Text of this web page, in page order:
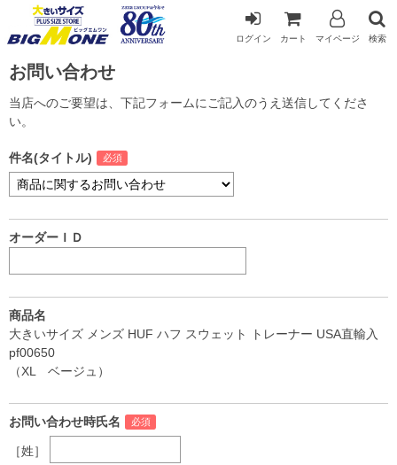
ログイン カート マイページ 検索
お問い合わせ
当店へのご要望は、下記フォームにご記入のうえ送信してくださ
い。
件名(タイトル)
オーダーＩＤ
商品名
大きいサイズ メンズ HUF ハフ スウェット トレーナー USA直輸入
pf00650
（XL ベージュ）
お問い合わせ時氏名
［姓］